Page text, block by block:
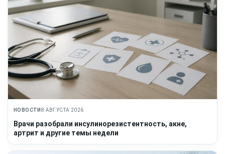
НОВОСТИ 8 АВГУСТА 2026
Врачи разобрали инсулинорезистентность, акне,
артрит и другие темы недели